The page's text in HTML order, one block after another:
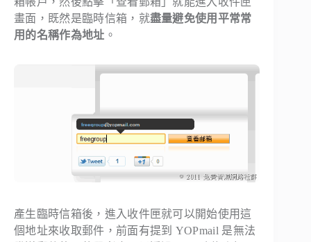
畫面，既然是臨時信箱，就盡量避免使用平常常
用的名稱作為地址 。
產生臨時信箱後，進入收件匣就可以開始使用這
個地址來收取郵件，前面有提到 YOPmail 是無法